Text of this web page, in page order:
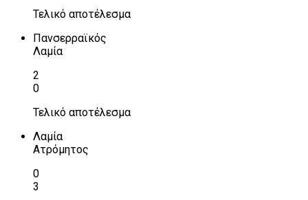
Τελικό αποτέλεσμα
Πανσερραϊκός
Λαμία
2
0
Τελικό αποτέλεσμα
Λαμία
Ατρόμητος
0
3